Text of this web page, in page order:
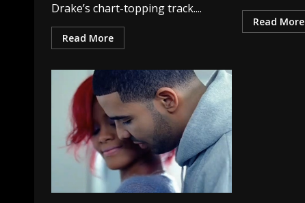
Drake’s chart-topping track....
Read More
Read More